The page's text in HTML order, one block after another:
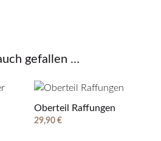
gefallen …
Oberteil Raffungen
29,90 €